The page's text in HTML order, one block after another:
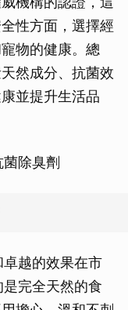
性方面，選擇經
物的健康。總
然成分、抗菌效
並提升生活品
除臭劑
越的效果在市
完全天然的食